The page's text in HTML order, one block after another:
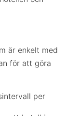
är enkelt med
för att göra
per